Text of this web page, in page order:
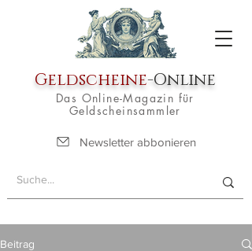
Geldscheine-Online
Das Online-Magazin für
Geldscheinsammler
Newsletter abbonieren
Beitrag